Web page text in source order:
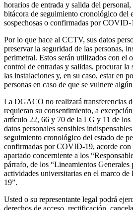
horarios de entrada y salida del
bitácora de seguimiento cronológico del
sospechosas o confirmadas por COVID-
Por lo que hace al CCTV, sus datos
preservar la seguridad de las personas,
perimetral. Estos serán utilizados con el
control de entradas y salidas, procurar la
las instalaciones y, en su caso, estar en
personas en caso de que se vulnere
La DGACO no realizará transferencias
requieran su consentimiento, a
artículo 22, 66 y 70 de la LG y 11 de
datos personales sensibles
seguimiento cronológico del estado de
confirmadas por COVID-19, acorde con
apartado concerniente a los
párrafo, de los “Lineamientos Generales
actividades universitarias en el marco
19”.
Usted o su representante legal podrá